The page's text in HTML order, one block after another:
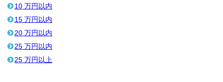
10 万円以内
15 万円以内
20 万円以内
25 万円以内
25 万円以上